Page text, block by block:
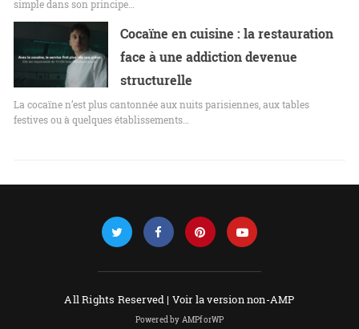
simple dans son principe…
Cocaïne en cuisine : la restauration
face à une addiction devenue
structurelle
La cocaïne n’est plus cantonnée aux nuits parisiennes, aux tables
festives ou à quelques établissements…
All Rights Reserved | Voir la version non-AMP
Powered by AMPforWP